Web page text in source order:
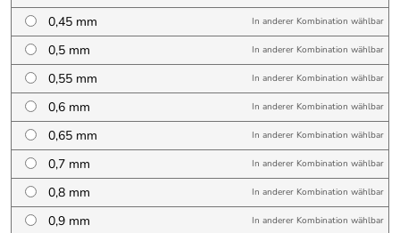
0,45 mm
In anderer Kombination wählbar
0,5 mm In anderer Kombination wählbar
0,55 mm In anderer Kombination wählbar
0,6 mm In anderer Kombination wählbar
0,65 mm In anderer Kombination wählbar
0,7 mm In anderer Kombination wählbar
0,8 mm In anderer Kombination wählbar
0,9 mm In anderer Kombination wählbar